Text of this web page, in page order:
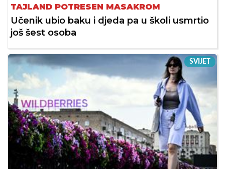
TAJLAND POTRESEN MASAKROM
Učenik ubio baku i djeda pa u školi usmrtio
još šest osoba
SVIJET